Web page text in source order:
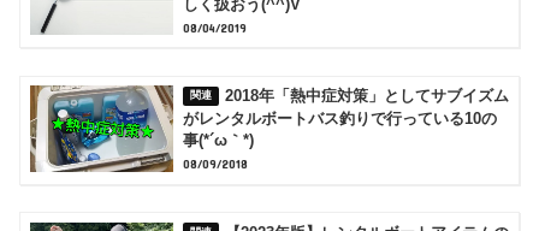
しく扱おう(^^)V
08/04/2019
2018年「熱中症対策」としてサブイズム
がレンタルボートバス釣りで行っている10の
事(*´ω｀*)
08/09/2018